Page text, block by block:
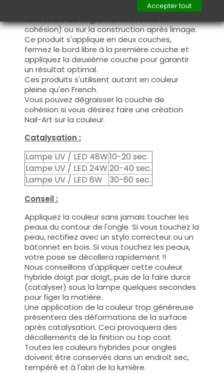
manière fine, sur la base (il n'est pas
nécessaire de dégraisser la couche de
cohésion) ou sur la construction après limage.
Ce produit s'applique en deux couches,
fermez le bord libre à la première couche et
appliquez la deuxième couche pour garantir
un résultat optimal.
Ces produits s'utilisent autant en couleur
pleine qu'en French.
Vous pouvez dégraisser la couche de
cohésion si vous désirez faire une création
Nail-Art sur la couleur.
Catalysation :
Lampe UV / LED 48W10-20 sec.
Lampe UV / LED 24W 20-40 sec.
Lampe UV / LED 6W
30-60 sec.
Conseil :
Appliquez la couleur sans jamais toucher les
peaux du contour de l'ongle. Si vous touchez la
peau, rectifiez avec un stylo correcteur ou un
bâtonnet en bois. Si vous touchez les peaux,
votre pose se décollera rapidement !!
Nous conseillons d'appliquer cette couleur
hybride doigt par doigt, puis de la faire durcir
(catalyser) sous la lampe quelques secondes
pour figer la matière.
Une application de la couleur trop généreuse
présentera des déformations de la surface
après catalysation. Ceci provoquera des
décollements de la finition ou top coat.
Toutes les couleurs hybrides pour ongles
doivent être conservés dans un endroit sec,
tempéré et à l'abri de la lumière.
Accepter tout